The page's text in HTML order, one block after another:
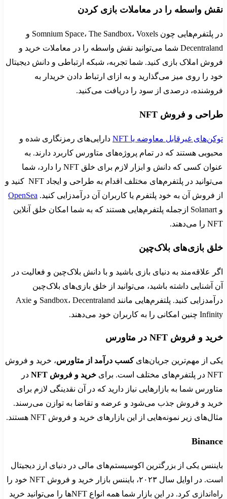
نقش واسطه را در معاملات بازی کردن
در پلتفرم‌هایی چون Somnium Space، The Sandbox، Voxels و
Decentraland شما می‌توانید نقش واسطه را در معاملات خرید و
فروش املاک بازی کنید. شما تجربه، شبکه ارتباطی و دانش دیجیتال
خود را روی میز می‌گذارید و به ازای ارتباط دادن خریدار به
فروشنده، درصدی از سود را دریافت می‌کنید.
طراحی و فروش NFT
توکن‌های غیرقابل معاوضه یا NFT
دارایی‌های رمزنگاری شده و
محبوبی هستند که در تمام پروژه‌های متاورس کاربرد دارند. به
عنوان کسی که دانش و ابزار لازم برای خلق NFT را دارد، شما
می‌توانید در پلتفرم‌های مختلف اقدام به طراحی و ایجاد NFT کنید و
از فروش آن به خود پلتفرم یا کاربران آن درآمدزایی کنید. OpenSea
و Solanart ازجمله پلتفرم‌هایی هستند که به شما امکان خلق آنلاین
NFT را می‌دهند.
خلق بازی‌های بلاک‌چین
اگر علاقه‌مند به دنیای بازی باشید و با دانش بلاک‌چین و فعالیت در
آن آشنایی داشته باشید، می‌توانید از خلق بازی‌های بلاک‌چین
درآمدزایی کنید. پلتفرم‌هایی مانند Sandbox، Decentraland و Axie
Infinity چنین امکانی را به کاربران خود می‌دهند.
خرید و فروش NFT در متاورس
یکی از مهم‌ترین جریان‌های کسب درآمد از متاورس، خرید و فروش
NFT در پلتفرم‌های مختلف است. برای
خرید و فروش NFT در
متاورس شما به بازارهایی نیاز دارید که در آن نقدینگی لازم برای
خرید و فروش جذب می‌شود و عرضه و تقاضا به توازن می‌رسند.
مثال‌های زیر نمونه‌هایی از این بازارهای خرید و فروش NFT هستند.
Binance
بایننس یکی از بزرگترین اکوسیستم‌های مالی در دنیای ارز دیجیتال
است. در اوایل سال ۲۰۲۳، بایننس بازار خرید و فروش NFT خود را
راه‌اندازی کرد. در این بازار شما همه انواع NFTها را می‌توانید خرید